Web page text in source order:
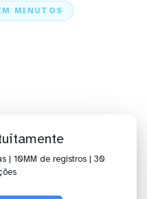
MINUTOS
| 10MM de registros | 30